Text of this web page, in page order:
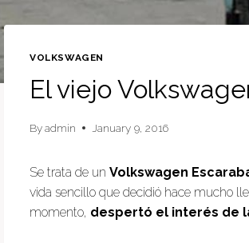
VOLKSWAGEN
El viejo
Byadmin January 9, 2016
Se trata de un Volkswagen
vida sencillo que decidió hace mucho
momento, despertó el interés de